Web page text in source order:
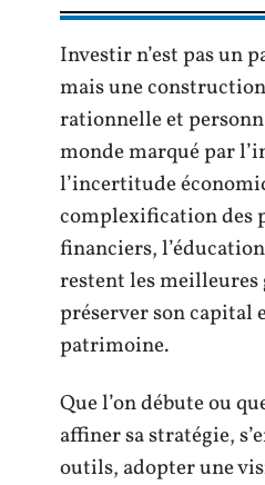
Investir n’est pas un
mais une
rationnelle et
monde marqué par
l’incertitude
complexification des
financiers,
restent les
préserver son capital
patrimoine.
Que l’on débute ou
affiner sa stratégie,
outils, adopter une